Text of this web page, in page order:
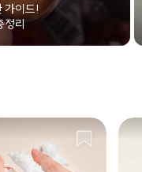
가이드!
정리